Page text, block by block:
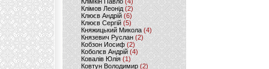
Клімов Леонід(2)
Клюєв Андрій(6)
Клюєв Сергій (5)
Княжицький Микола(4)
Князевич Руслан (2)
Кобзон Иосиф(2)
Коболєв Андрій (4)
Ковалів Юлія(1)
Ковтун Володимир (2)